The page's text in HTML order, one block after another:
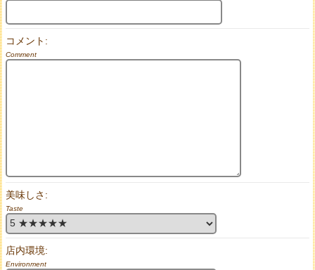
コメント:
Comment
美味しさ:
Taste
店内環境:
Environment